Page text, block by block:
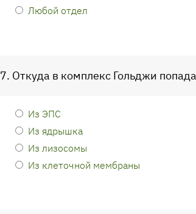
Любой отдел
7. Откуда в комплекс Гольджи
Из ЭПС
Из ядрышка
Из лизосомы
Из клеточной мембраны